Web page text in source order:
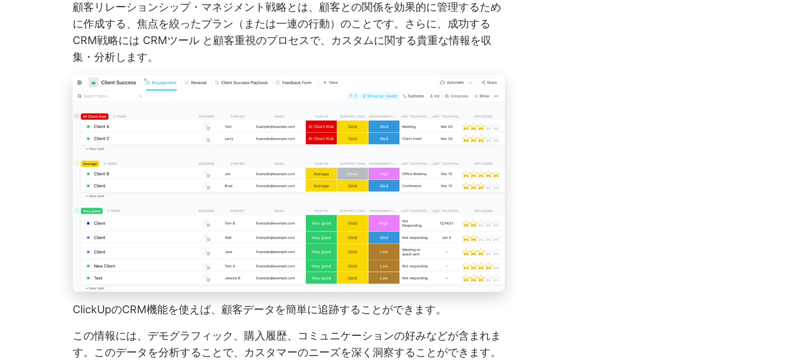
顧客リレーションシップ・マネジメント戦略とは、顧客との関係を効果的に管理するため
に作成する、焦点を絞ったプラン（または一連の行動）のことです。さらに、成功する
CRM戦略には CRMツール と顧客重視のプロセスで、カスタムに関する貴重な情報を収
集・分析します。
ClickUpのCRM機能を使えば、顧客データを簡単に追跡することができます。
この情報には、デモグラフィック、購入履歴、コミュニケーションの好みなどが含まれま
す。このデータを分析することで、カスタマーのニーズを深く洞察することができます。